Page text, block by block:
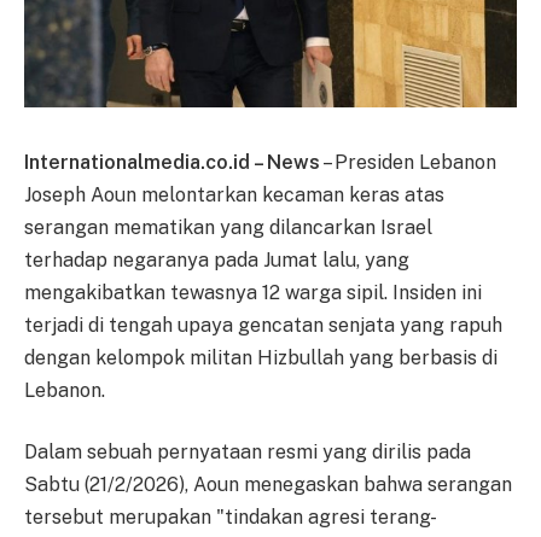
Internationalmedia.co.id – News – Presiden Lebanon
Joseph Aoun melontarkan kecaman keras atas
serangan mematikan yang dilancarkan Israel
terhadap negaranya pada Jumat lalu, yang
mengakibatkan tewasnya 12 warga sipil. Insiden ini
terjadi di tengah upaya gencatan senjata yang rapuh
dengan kelompok militan Hizbullah yang berbasis di
Lebanon.
Dalam sebuah pernyataan resmi yang dirilis pada
Sabtu (21/2/2026), Aoun menegaskan bahwa serangan
tersebut merupakan "tindakan agresi terang-